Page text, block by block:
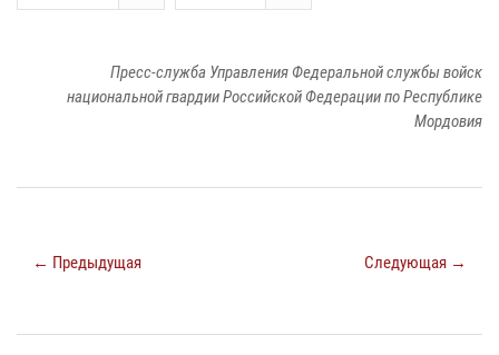
Пресс-служба Управления Федеральной службы войск
национальной гвардии Российской Федерации по Республике
Мордовия
← Предыдущая Следующая →